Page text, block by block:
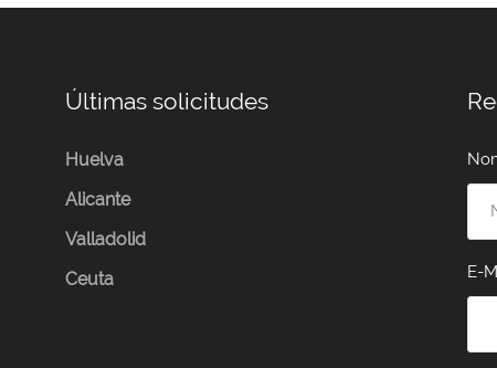
Últimas solicitudes
Huelva
Alicante
Valladolid
Ceuta
E-